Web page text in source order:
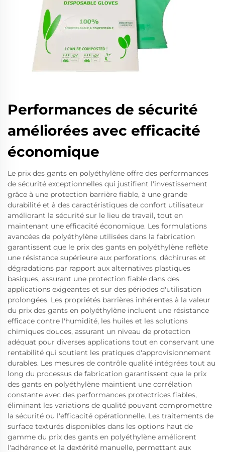
Performances de sécurité
améliorées avec efficacité
économique
Le prix des gants en polyéthylène offre des performances
de sécurité exceptionnelles qui justifient l'investissement
grâce à une protection barrière fiable, à une grande
durabilité et à des caractéristiques de confort utilisateur
améliorant la sécurité sur le lieu de travail, tout en
maintenant une efficacité économique. Les formulations
avancées de polyéthylène utilisées dans la fabrication
garantissent que le prix des gants en polyéthylène reflète
une résistance supérieure aux perforations, déchirures et
dégradations par rapport aux alternatives plastiques
basiques, assurant une protection fiable dans des
applications exigeantes et sur des périodes d'utilisation
prolongées. Les propriétés barrières inhérentes à la valeur
du prix des gants en polyéthylène incluent une résistance
efficace contre l'humidité, les huiles et les solutions
chimiques douces, assurant un niveau de protection
adéquat pour diverses applications tout en conservant une
rentabilité qui soutient les pratiques d'approvisionnement
durables. Les mesures de contrôle qualité intégrées tout au
long du processus de fabrication garantissent que le prix
des gants en polyéthylène maintient une corrélation
constante avec des performances protectrices fiables,
éliminant les variations de qualité pouvant compromettre
la sécurité ou l'efficacité opérationnelle. Les traitements de
surface texturés disponibles dans les options haut de
gamme du prix des gants en polyéthylène améliorent
l'adhérence et la dextérité manuelle, permettant aux